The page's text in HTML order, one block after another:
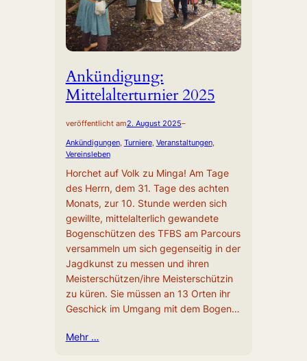
Ankündigung:
Mittelalterturnier 2025
veröffentlicht am2. August 2025–
Ankündigungen, Turniere, Veranstaltungen
Vereinsleben
Horchet auf Volk zu Minga! Am Tage
des Herrn, dem 31. Tage des achten
Monats, zur 10. Stunde werden sich
gewillte, mittelalterlich gewandete
Bogenschützen des TFBS am Parcours
versammeln um sich gegenseitig in der
Jagdkunst zu messen und ihren
Meisterschützen/ihre Meisterschützin
zu küren. Sie müssen an 13 Orten ihr
Geschick im Umgang mit dem Bogen…
Mehr …